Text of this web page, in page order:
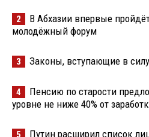
2
В Абхазии впервые
молодёжный форум
3 Законы, вступающие в силу
4
Пенсию по старости
уровне не ниже 40% от
5
Путин расширил список